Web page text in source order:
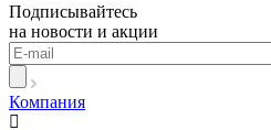
Подписывайтесь
на новости и акции
Компания